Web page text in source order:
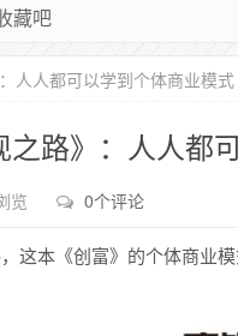
！
人人都可以学到个体商业模式
路》：人人都
览 0个评论
这本《创富》的个体商业